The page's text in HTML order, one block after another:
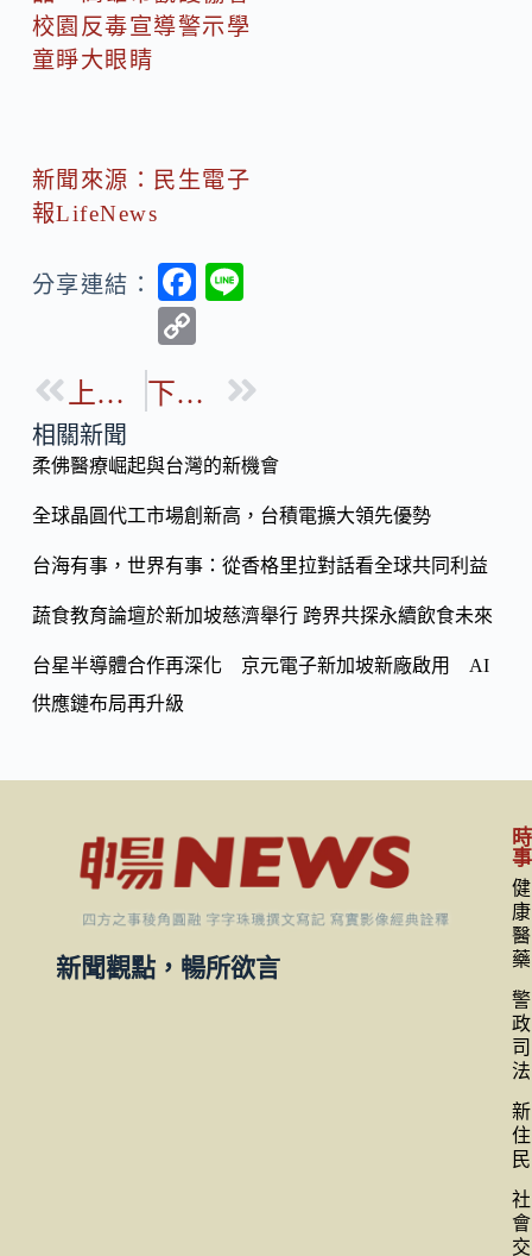
校園反毒宣導警示學
童睜大眼睛
新聞來源：民生電子
報LifeNews
分享連結：
F
b
o
k
p
Li
n
k
上一篇 下一篇
相關新聞
柔佛醫療崛起與台灣的新機會
全球晶圓代工市場創新高，台積電擴大領先優勢
台海有事，世界有事：從香格里拉對話看全球共同利益
蔬食教育論壇於新加坡慈濟舉行 跨界共探永續飲食未來
台星半導體合作再深化 京元電子新加坡新廠啟用 AI
供應鏈布局再升級
新聞觀點，暢所欲言
時
事
健
康
醫
藥
警
政
司
法
新
住
民
社
會
交